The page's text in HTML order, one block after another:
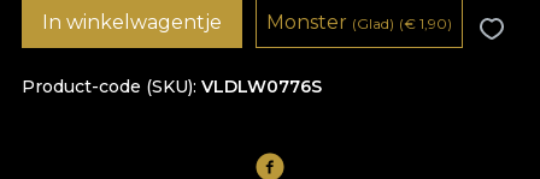
Product-code (SKU) VLDLW0776S
In winkelwagentje Monster (Glad) (€ 1,90)